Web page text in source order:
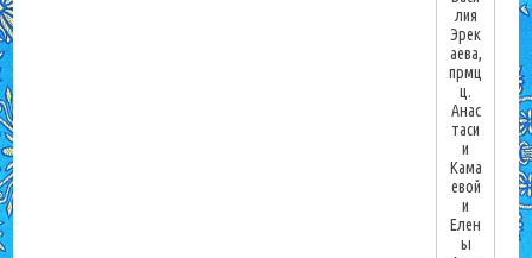
лия
Эрек
аева,
прмц
ц.
Анас
таси
и
Кама
евой
и
Елен
ы